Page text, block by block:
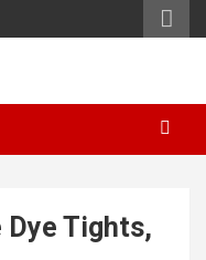
Dye Tights,